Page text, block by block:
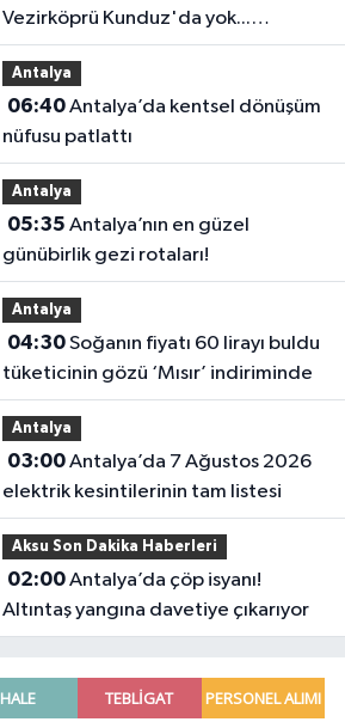
Vezirköprü Kunduz'da yok...
Antalyalı başpehlivanın ismi
sistemden silindi
Antalya
06:40Antalya’da kentsel dönüşüm
nüfusu patlattı
Antalya
05:35
günübirlik gezi rotaları!
Antalya
04:30Soğanın fiyatı 60 lirayı buldu
tüketicinin gözü ‘Mısır’ indiriminde
Antalya
03:00Antalya’da 7 Ağustos 2026
elektrik kesintilerinin tam listesi
Aksu Son Dakika Haberleri
02:00Antalya’da çöp isyanı!
Altıntaş yangına davetiye çıkarıyor